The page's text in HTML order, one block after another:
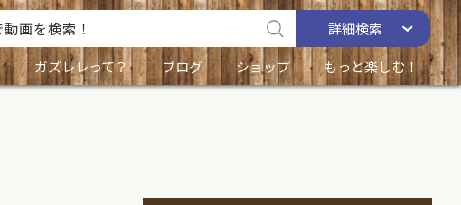
詳細検索
ガズレレって？ ブログ ショップ もっと楽しむ！